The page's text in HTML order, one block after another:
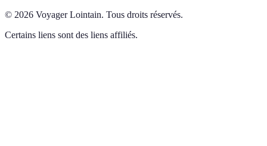
© 2026 Voyager Lointain. Tous droits réservés.
Certains liens sont des liens affiliés.